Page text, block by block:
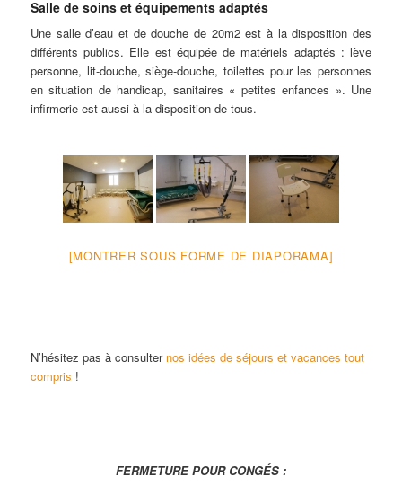
Salle de soins et équipements adaptés
Une salle d’eau et de douche de 20m2 est à la disposition des
différents publics. Elle est équipée de matériels adaptés : lève
personne, lit-douche, siège-douche, toilettes pour les personnes
en situation de handicap, sanitaires « petites enfances ». Une
infirmerie est aussi à la disposition de tous.
[MONTRER SOUS FORME DE DIAPORAMA]
N’hésitez pas à consulter nos idées de séjours et vacances tout
compris !
FERMETURE POUR CONGÉS :